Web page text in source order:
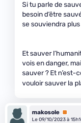
Si tu parle de
besoin d’être
se souviendra
Et sauver
vois en danger,
sauver ? Et
vouloir sauver la
makosole Premium
Le 09/10/2023 à